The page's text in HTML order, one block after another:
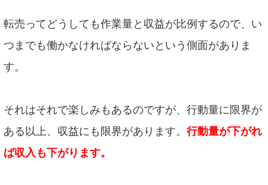
転売ってどうしても作業量と収益が比例するので、い
つまでも働かなければならないという側面がありま
す。
それはそれで楽しみもあるのですが、行動量に限界が
ある以上、収益にも限界があります。 行動量が下がれ
ば収入も下がります。